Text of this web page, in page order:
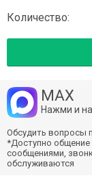
Количество:
MAX
Нажми и
Обсудить вопросы
*Доступно
сообщениями,
обслуживаются